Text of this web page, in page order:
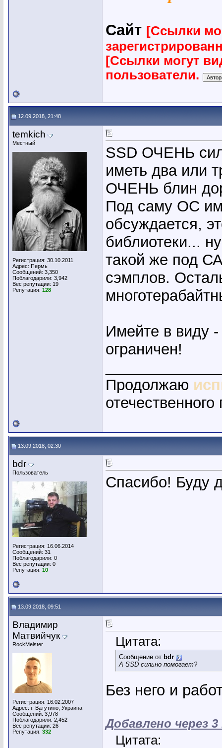
Сайт [Ссылки
[Ссылки могут
пользователи.
12.09.2018, 21:48
temkich
Местный
Регистрация: 30.10.2011
Адрес: Пермь
Сообщений: 3,350
Поблагодарили: 3,942
Вес репутации: 19
Репутация: 128
SSD ОЧЕНЬ
иметь два или
ОЧЕНЬ блин
Под саму ОС
обсуждается,
библиотеки...
такой же под
сэмплов.
Имейте в виду
ограничен!
Продолжаю
13.09.2018, 02:30
bdr
Пользователь
Регистрация: 16.06.2014
Сообщений: 31
Поблагодарили: 0
Вес репутации: 0
Репутация: 10
Спасибо! Буду
13.09.2018, 09:51
Владимир
Матвийчук
RockMeister
Регистрация: 16.02.2007
Адрес: г. Ватутино, Украина
Сообщений: 3,978
Поблагодарили: 2,452
Вес репутации: 26
Репутация: 332
Цитата:
Сообщение от bdr
А SSD сильно помогает?
Без него и
Добавлено через
Цитата: